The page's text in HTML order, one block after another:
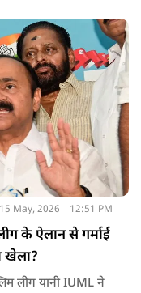
15 May, 2026 12:51 PM
के ऐलान से गर्माई
खेला?
लीग यानी IUML ने